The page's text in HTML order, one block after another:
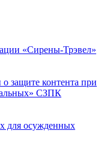
«Сирены-Трэвел»
защите контента при
СЗПК
для осужденных